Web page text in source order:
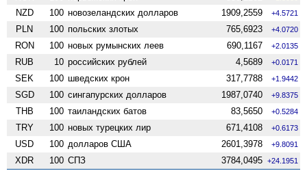
NZD 100 ново­зеландских долларов 1909,2559 +4.5721
PLN 100 польских злотых 765,6923 +4.0720
RON 100 новых румынских леев 690,1167 +2.0135
RUB 10 российских рублей 4,5689 +0.0171
SEK 100 шведских крон 317,7788 +1.9442
SGD 100 сингапурских долларов 1987,0740 +9.8375
THB 100 таиландских батов 83,5650 +0.5284
TRY 100 новых турецких лир 671,4108 +0.6173
USD 100 долларов США 2601,3978 +9.8091
XDR 100 СПЗ 3784,0495 +24.1951